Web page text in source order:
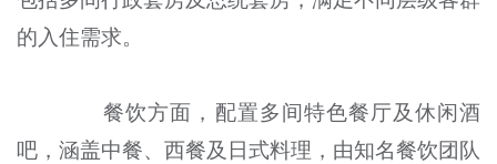
的入住需求。
餐饮方面，配置多间特色餐厅及休闲酒
吧，涵盖中餐、西餐及日式料理，由知名餐饮团队